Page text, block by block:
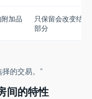
加品
只保留会改变结果
部分
的交易。”
间的特性